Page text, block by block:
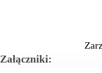
Załączniki: